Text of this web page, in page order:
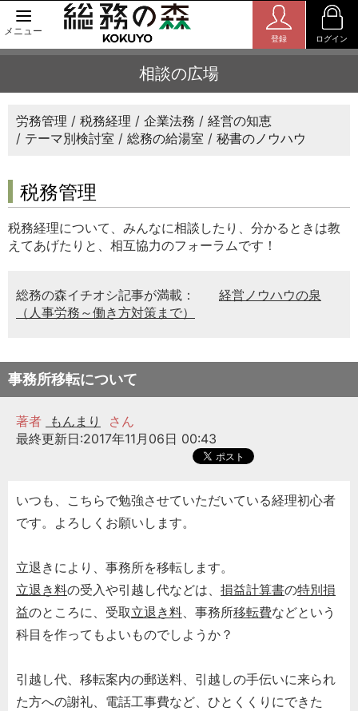
メニュー
登録 ログイン
相談の広場
労務管理 税務経理 企業法務
経営の知恵
テーマ別検討室
総務の給湯室 秘書のノウハウ
税務管理
税務経理について、みんなに相談したり、分かるときは教
えてあげたりと、相互協力のフォーラムです！
総務の森イチオシ記事が満載：
経営ノウハウの泉
（人事労務～働き方対策まで）
事務所移転について
著者 もんまり
さん
最終更新日:2017年11月06日 00:43
いつも、こちらで勉強させていただいている経理初心者
です。よろしくお願いします。
立退きにより、事務所を移転します。
立退き料の受入や引越し代などは、 損益計算書の特別損
益のところに、受取立退き料、事務所移転費などという
科目を作ってもよいものでしようか？
引越し代、移転案内の郵送料、引越しの手伝いに来られ
た方への謝礼、電話工事費など、ひとくくりにできた